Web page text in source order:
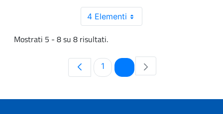
4 Elementi
Mostrati 5 - 8 su 8 risultati.
Pagina
1 Pagina